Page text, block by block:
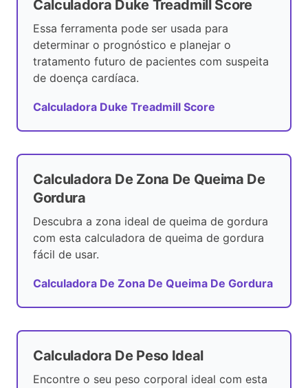
Calculadora Duke Treadmill Score
Essa ferramenta pode ser usada para
determinar o prognóstico e planejar o
tratamento futuro de pacientes com suspeita
de doença cardíaca.
Calculadora Duke Treadmill Score
Calculadora De Zona De Queima De
Gordura
Descubra a zona ideal de queima de gordura
com esta calculadora de queima de gordura
fácil de usar.
Calculadora De Zona De Queima De Gordura
Calculadora De Peso Ideal
Encontre o seu peso corporal ideal com esta